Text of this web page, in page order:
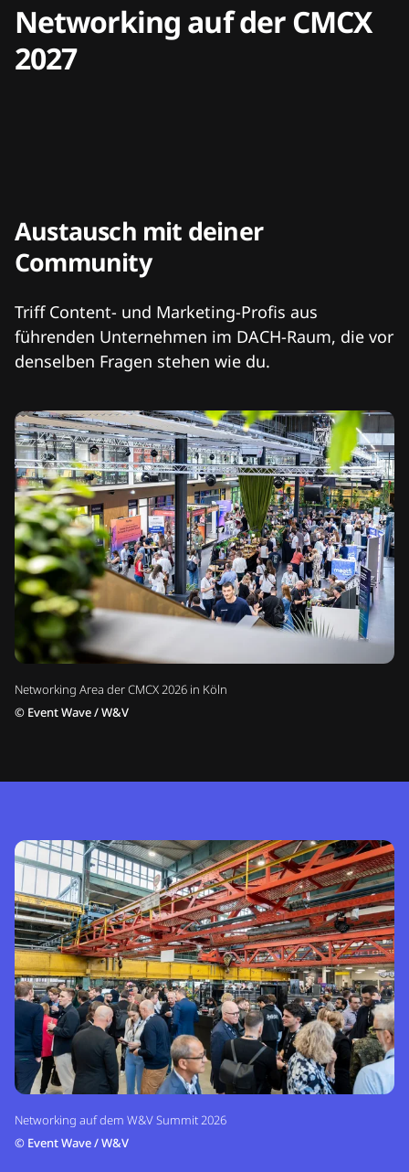
Networking auf der CMCX
2027
Networking Area der CMCX 2026 in Köln
© Event Wave / W&V
Austausch mit deiner
Community
Triff Content- und Marketing-Profis aus
führenden Unternehmen im DACH-Raum, die vor
denselben Fragen stehen wie du.
Networking auf dem W&V Summit 2026
© Event Wave / W&V